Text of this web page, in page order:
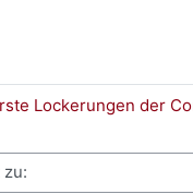
Lockerungen der